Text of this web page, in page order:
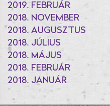
2019. FEBRUÁR
2018. NOVEMBER
2018. AUGUSZTUS
2018. JÚLIUS
2018. MÁJUS
2018. FEBRUÁR
2018. JANUÁR